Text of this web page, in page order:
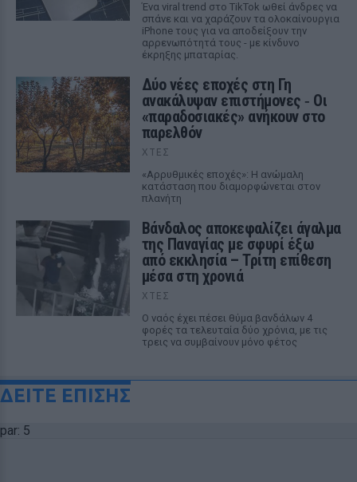
Ένα viral trend στο TikTok ωθεί άνδρες να
σπάνε και να χαράζουν τα ολοκαίνουργια
iPhone τους για να αποδείξουν την
αρρενωπότητά τους - με κίνδυνο
έκρηξης μπαταρίας.
Δύο νέες εποχές στη Γη
ανακάλυψαν επιστήμονες ‑ Oι
«παραδοσιακές» ανήκουν στο
παρελθόν
ΧΤΕΣ
«Αρρυθμικές εποχές»: Η ανώμαλη
κατάσταση που διαμορφώνεται στον
πλανήτη
Βάνδαλος αποκεφαλίζει άγαλμα
της Παναγίας με σφυρί έξω
από εκκλησία – Τρίτη επίθεση
μέσα στη χρονιά
ΧΤΕΣ
Ο ναός έχει πέσει θύμα βανδάλων 4
φορές τα τελευταία δύο χρόνια, με τις
τρεις να συμβαίνουν μόνο φέτος
ΔΕΙΤΕ ΕΠΙΣΗΣ
par: 5